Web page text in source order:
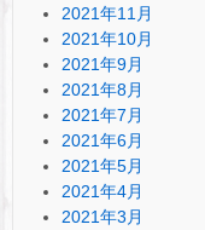
2021年11月
2021年10月
2021年9月
2021年8月
2021年7月
2021年6月
2021年5月
2021年4月
2021年3月